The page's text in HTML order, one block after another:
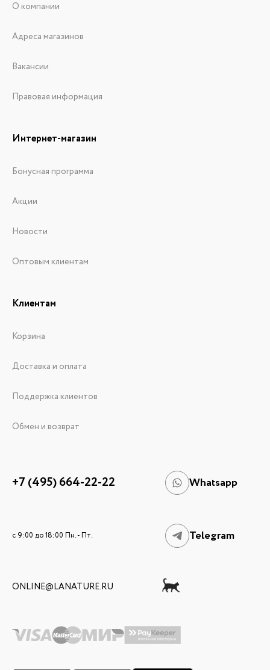
О компании
Адреса магазинов
Вакансии
Правовая информация
Интернет-магазин
Бонусная программа
Акции
Новости
Оптовым клиентам
Клиентам
Корзина
Доставка и оплата
Поддержка клиентов
Обмен и возврат
+7 (495) 664-22-22 Whatsapp
c 9:00 до 18:00 Пн. - Пт. Telegram
ONLINE@LANATURE.RU